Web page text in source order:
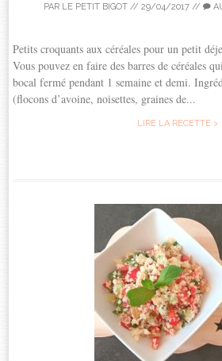
PAR LE PETIT BIGOT// 29/04/2017//
Petits croquants aux céréales pour un petit
Vous pouvez en faire des barres de céréales
bocal fermé pendant 1 semaine et demi.
(flocons d’avoine, noisettes, graines de...
LIRE LA RECETTE >